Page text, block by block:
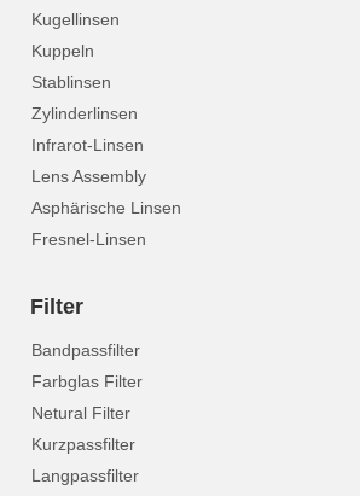
Kugellinsen
Kuppeln
Stablinsen
Zylinderlinsen
Infrarot-Linsen
Lens Assembly
Asphärische Linsen
Fresnel-Linsen
Filter
Bandpassfilter
Farbglas Filter
Netural Filter
Kurzpassfilter
Langpassfilter